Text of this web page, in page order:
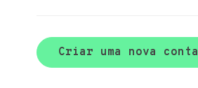
Criar uma nova conta